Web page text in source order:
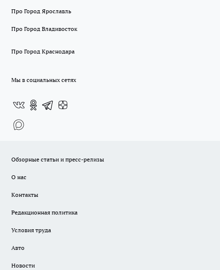
Про Город Ярославль
Про Город Владивосток
Про Город Краснодара
Мы в социальных сетях
Обзорные статьи и пресс-релизы
О нас
Контакты
Редакционная политика
Условия труда
Авто
Новости